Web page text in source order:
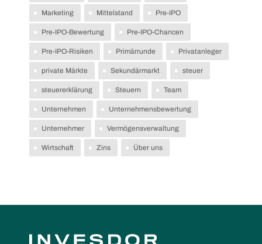
content
Marketing Mittelstand Pre-IPO
Pre-IPO-Bewertung Pre-IPO-Chancen
Pre-IPO-Risiken Primärrunde Privatanleger
private Märkte Sekundärmarkt steuer
steuererklärung Steuern Team
Unternehmen Unternehmensbewertung
Unternehmer Vermögensverwaltung
Wirtschaft Zins Über uns